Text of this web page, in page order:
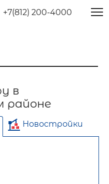
+7(812) 200-4000
в
районе
Новостройки